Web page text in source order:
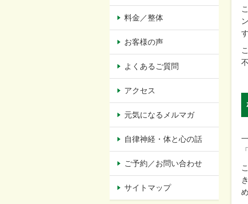
料金／整体
お客様の声
よくあるご質問
アクセス
元気になるメルマガ
自律神経・体と心の話
ご予約／お問い合わせ
サイトマップ